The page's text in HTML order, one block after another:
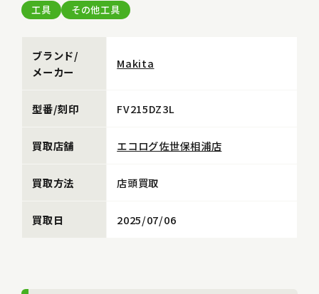
工具 その他工具
ブランド/
メーカー
Makita
型番/刻印 FV215DZ3L
買取店舗 エコログ佐世保相浦店
買取方法 店頭買取
買取日 2025/07/06